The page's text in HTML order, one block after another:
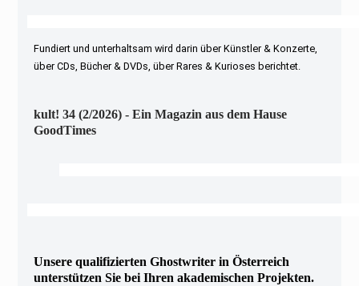
Fundiert und unterhaltsam wird darin über Künstler & Konzerte,
über CDs, Bücher & DVDs, über Rares & Kurioses berichtet.
kult! 34 (2/2026) - Ein Magazin aus dem Hause
GoodTimes
Unsere qualifizierten Ghostwriter in Österreich
unterstützen Sie bei Ihren akademischen Projekten.